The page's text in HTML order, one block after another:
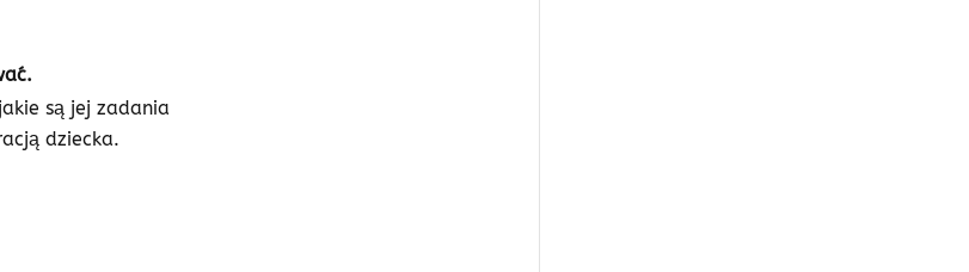
są jej zadania
dziecka.